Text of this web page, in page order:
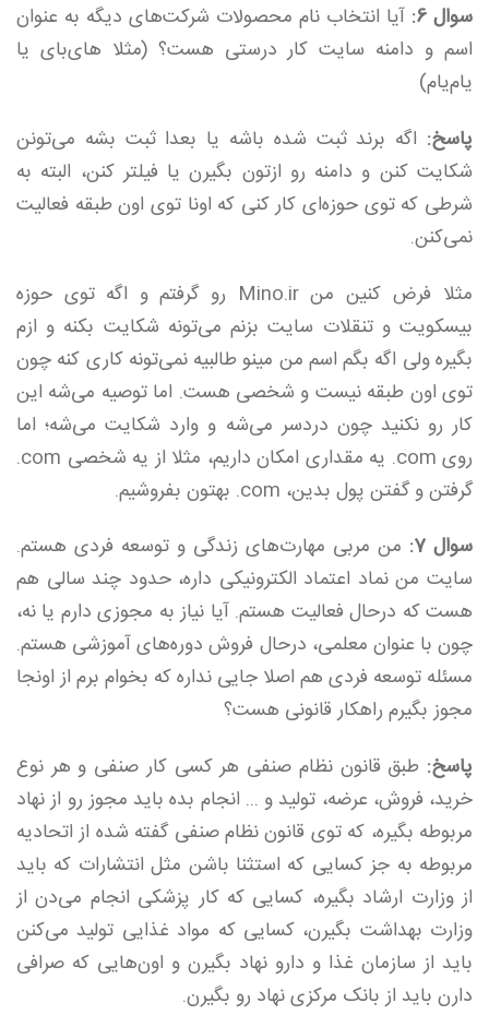
سوال 6:
آیا انتخاب نام محصولات شرکت‌های دیگه به عنوان
اسم و دامنه سایت کار درستی هست؟ (مثلا های‌بای یا
یام‌یام)
پاسخ: اگه برند ثبت شده باشه یا بعدا ثبت بشه می‌تونن
شکایت کنن و دامنه رو ازتون بگیرن یا فیلتر کنن، البته به
شرطی که توی حوزه‌ای کار کنی که اونا توی اون طبقه فعالیت
نمی‌کنن.
مثلا فرض کنین من Mino.ir رو گرفتم و اگه توی حوزه
بیسکویت و تنقلات سایت بزنم می‌تونه شکایت بکنه و ازم
بگیره ولی اگه بگم اسم من مینو طالبیه نمی‌تونه کاری کنه چون
توی اون طبقه نیست و شخصی هست. اما توصیه می‌شه این
کار رو نکنید چون دردسر می‌شه و وارد شکایت می‌شه؛ اما
روی com. یه مقداری امکان داریم، مثلا از یه شخصی com.
گرفتن و گفتن پول بدین، com. بهتون بفروشیم.
سوال 7:
من مربی مهارت‌های زندگی و توسعه فردی هستم.
سایت من نماد اعتماد الکترونیکی داره، حدود چند سالی هم
هست که درحال فعالیت هستم. آیا نیاز به مجوزی دارم یا نه،
چون با عنوان معلمی، درحال فروش دوره‌های آموزشی هستم.
مسئله توسعه فردی هم اصلا جایی نداره که بخوام برم از اونجا
مجوز بگیرم راهکار قانونی هست؟
پاسخ: طبق قانون نظام صنفی هر کسی کار صنفی و هر نوع
خرید، فروش، عرضه، تولید و ... انجام بده باید مجوز رو از نهاد
مربوطه بگیره، که توی قانون نظام صنفی گفته شده از اتحادیه
مربوطه به‌ جز کسایی که استثنا باشن مثل انتشارات که باید
از وزارت ارشاد بگیره، کسایی که کار پزشکی انجام می‌دن از
وزارت بهداشت بگیرن، کسایی که مواد غذایی تولید می‌کنن
باید از سازمان غذا و دارو نهاد بگیرن و اون‌هایی که صرافی
دارن باید از بانک مرکزی نهاد رو بگیرن.